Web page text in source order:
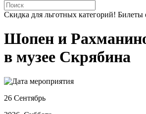
Скидка для льготных категорий! Билеты
Шопен и
в музее Скрябина
26 Сентябрь